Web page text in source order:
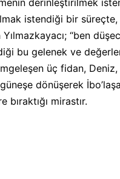
derinleştirilmek
istendiği bir süreçte,
“ben
bu gelenek ve
üç fidan,
dönüşerek
mirastır.